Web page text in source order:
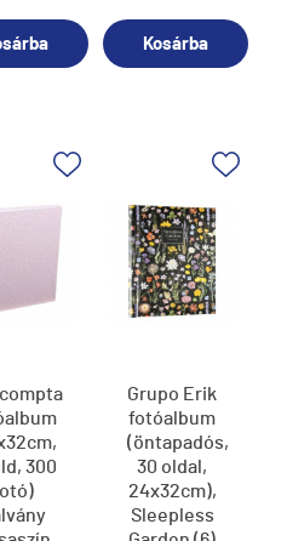
Kosárba
300
Grupo Erik
fotóalbum
(öntapadós,
30 oldal,
24x32cm),
Sleepless